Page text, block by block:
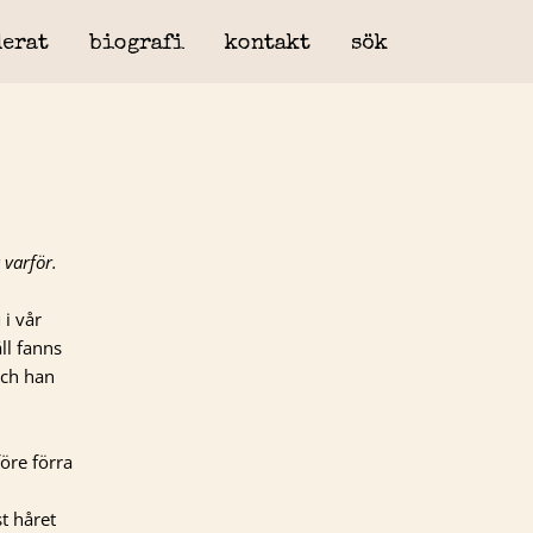
biografi kontakt sök
i vår
fanns
han
förra
håret